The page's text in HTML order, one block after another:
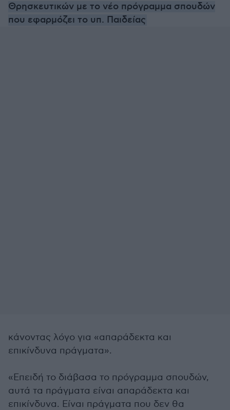
Θρησκευτικών με το νέο πρόγραμμα σπουδών
που εφαρμόζει το υπ. Παιδείας
κάνοντας λόγο για «απαράδεκτα και
επικίνδυνα πράγματα».
«Επειδή το διάβασα το πρόγραμμα σπουδών,
αυτά τα πράγματα είναι απαράδεκτα και
επικίνδυνα. Είναι πράγματα που δεν θα